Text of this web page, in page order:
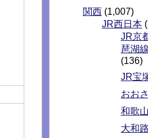
関西 (1,007)
JR西日本
JR京
琶湖
(136)
JR宝
おお
和歌
大和